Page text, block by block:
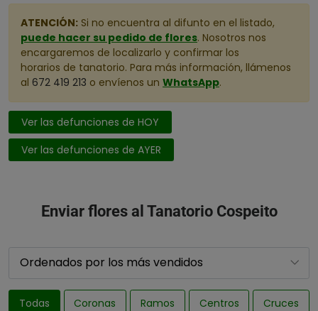
ATENCIÓN: Si no encuentra al difunto en el listado,
puede hacer su pedido de flores. Nosotros nos
encargaremos de localizarlo y confirmar los
horarios de tanatorio. Para más información, llámenos
al 672 419 213 o envíenos un WhatsApp.
Ver las defunciones de HOY
Ver las defunciones de AYER
Enviar flores al Tanatorio Cospeito
Todas Coronas Ramos Centros Cruces